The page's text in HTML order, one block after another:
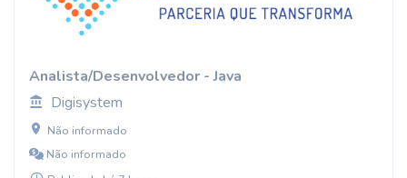
Analista/Desenvolvedor - Java
Digisystem
Não informado
Não informado